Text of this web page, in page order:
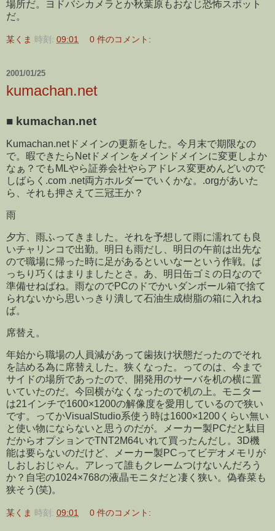
場所だ。ヨドバシカメラとか秋葉原もおなじ恐怖スポット
だ。
某くま 時刻: 09:01 0 件のコメント:
2001/01/25
kumachan.net
■ kumachan.net
Kumachan.netドメインの更新をした。今月末で期限なの
で。暇できたらNetドメインをメインドメインに変更しよか
なぁ？でもMLやら証券会社やらアドレス変更めんどいので
しばらく.com .net両方ホルダーでいくかな。.orgがあいた
ら、それも押さえて三冠王か？
雨
夕方、雨ふってきました。それを予想して雨に濡れても良
いチャリンコで出勤。明日も雨だし、明日の午前は出先な
ので職場に帰った時に足があるといいなーという作戦。ば
っちり巧くはまりましたとさ。あ、明日缶ゴミの日なので
準備せねばね。雨なのでPCのドでかいダンボール箱で捨て
られないから思いっきり潰して石油生成樹脂の箱に入れね
ば。
席替え。
年始から職場の人員減があって歯抜け状態だったのでそれ
を詰める為に席替えした。狭くなった。ってのは、今まで
サイドの場所であったので、開発用のサーバを机の横に置
いていたのだ。今回横がなくなったので机の上。モニター
は21インチで1600×1200の解像度を愛用しているので狭い
です。ってかVisualStudio系使う時は1600×1200くらい無い
と使い物にならないと思うのだが。メーカー製PCだと駄目
だからオプションでTNT2M64いれて買ったんだし。3D機
能は要らないのだけど、メーカー製PCってビデオメモリが
しおしおじゃん。アレって誰もクレームつけないんだろう
か？自宅の1024×768の液晶モニタだと凄く狭い。偽春菜も
狭そう(笑)。
某くま 時刻: 09:01 0 件のコメント: